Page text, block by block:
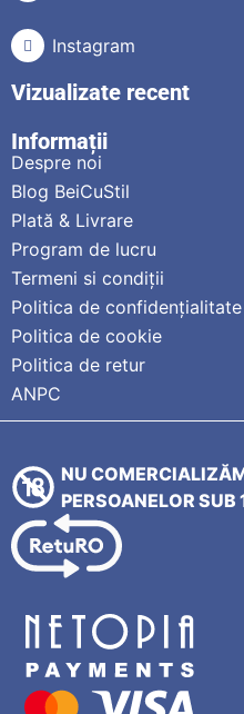
Instagram
Vizualizate recent
Informații
Despre noi
Blog BeiCuStil
Plată & Livrare
Program de lucru
Termeni si condiții
Politica de confidențialitate
Politica de cookie
Politica de retur
ANPC
NU
PERSOANELOR SUB